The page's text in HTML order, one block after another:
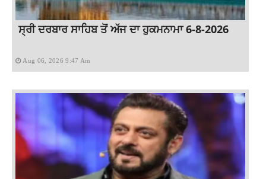
ਸ੍ਰੀ ਦਰਬਾਰ ਸਾਹਿਬ ਤੋਂ ਅੱਜ ਦਾ ਹੁਕਮਨਾਮਾ 6-8-2026
Aug 06, 2026 9:47 Am